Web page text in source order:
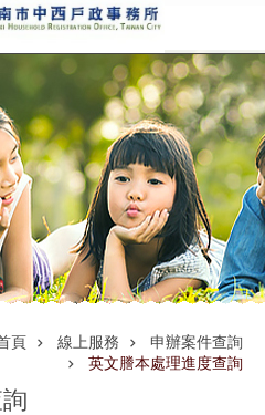
頁 線上服務
申辦案件查詢
英文謄本處理進度查詢